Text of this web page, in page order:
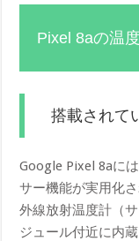
Pixel 8aの温
搭載されて
Google Pixel 8aに
サー機能が実用化
外線放射温度計（
ジュール付近に内